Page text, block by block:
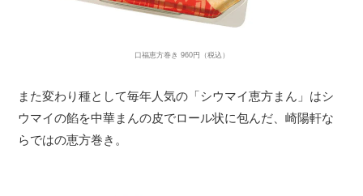
口福恵方巻き 960円（税込）
また変わり種として毎年人気の「シウマイ恵方まん」はシ
ウマイの餡を中華まんの皮でロール状に包んだ、崎陽軒な
らではの恵方巻き。